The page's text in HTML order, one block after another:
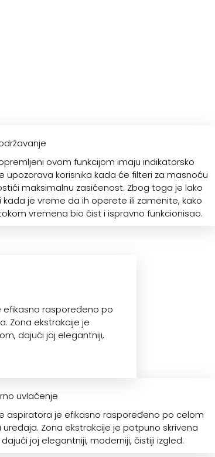
ovom funkcijom imaju indikatorsko
upozorava korisnika kada će filteri za masnoću
maksimalnu zasićenost. Zbog toga je lako
kada je vreme da ih operete ili zamenite, kako
vremena bio čist i ispravno funkcionisao.
efikasno raspoređeno po
Zona ekstrakcije je
dajući joj elegantniji,
uvlačenje
aspiratora je efikasno raspoređeno po celom
Zona ekstrakcije je potpuno skrivena
joj elegantniji, moderniji, čistiji izgled.